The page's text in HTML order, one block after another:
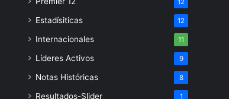
12
Estadísiticas 12
Internacionales 11
Líderes Activos 9
Notas Históricas 8
Resultados-Slider 1